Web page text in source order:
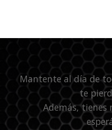
Mantente al día de
te
Además, tienes